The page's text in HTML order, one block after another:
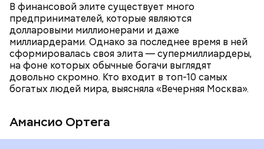
В финансовой элите существует много
предпринимателей, которые являются
долларовыми миллионерами и даже
миллиардерами. Однако за последнее время в ней
сформировалась своя элита — супермиллиардеры,
на фоне которых обычные богачи выглядят
довольно скромно. Кто входит в топ-10 самых
богатых людей мира, выясняла «Вечерняя Москва».
Амансио Ортега
Фото: Shutterstock
На протяжении всей истории человечества часто
возникали различные секты, которые оказывали
сильное влияние на общество. И если часть из этих
культов были относительно безобидны, то
некоторые оказывались настолько опасными, что
лишали своих сторонников рассудка, имущества и
материале «Вечерней Москвы».